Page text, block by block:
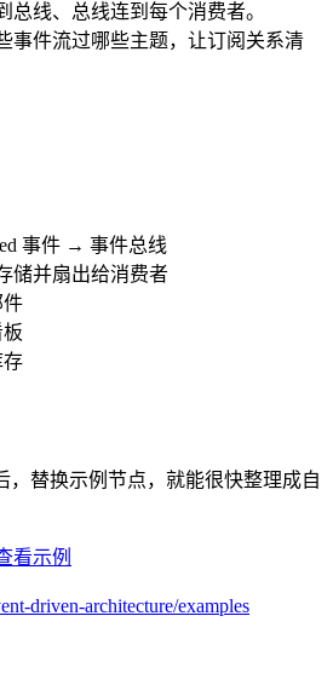
总线、总线连到每个消费者。
事件流过哪些主题，让订阅关系清
事件 → 事件总线
储并扇出给消费者
，替换示例节点，就能很快整理成自
看示例
driven-architecture/examples